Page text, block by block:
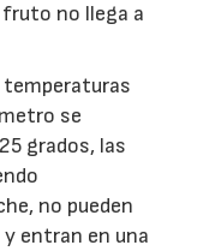
fruto no llega a
temperaturas
se
grados, las
no pueden
entran en una